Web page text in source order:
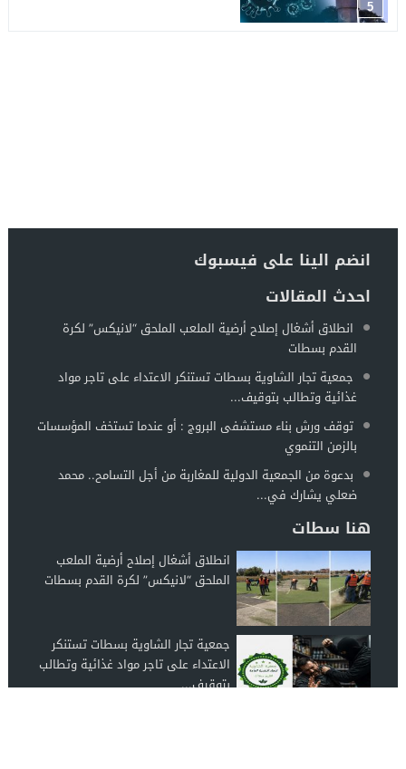
5
انضم الينا على فيسبوك
احدث المقالات
انطلاق أشغال إصلاح أرضية الملعب الملحق “لانيكس” لكرة
القدم بسطات
جمعية تجار الشاوية بسطات تستنكر الاعتداء على تاجر مواد
غذائية وتطالب بتوقيف...
توقف ورش بناء مستشفى البروج : أو عندما تستخف المؤسسات
بالزمن التنموي
بدعوة من الجمعية الدولية للمغاربة من أجل التسامح.. محمد
ضعلي يشارك في...
هنا سطات
انطلاق أشغال إصلاح أرضية الملعب
الملحق “لانيكس” لكرة القدم بسطات
جمعية تجار الشاوية بسطات تستنكر
الاعتداء على تاجر مواد غذائية وتطالب
بتوقيف...